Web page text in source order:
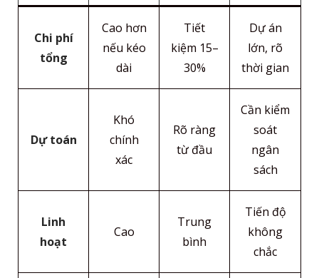
Chi phí
tổng
Cao hơn
nếu kéo
dài
Tiết
kiệm 15–
30%
Dự án
lớn, rõ
thời gian
Dự toán
Khó
chính
xác
Rõ ràng
từ đầu
Cần kiểm
soát
ngân
sách
Linh
hoạt
Cao
Trung
bình
Tiến độ
không
chắc